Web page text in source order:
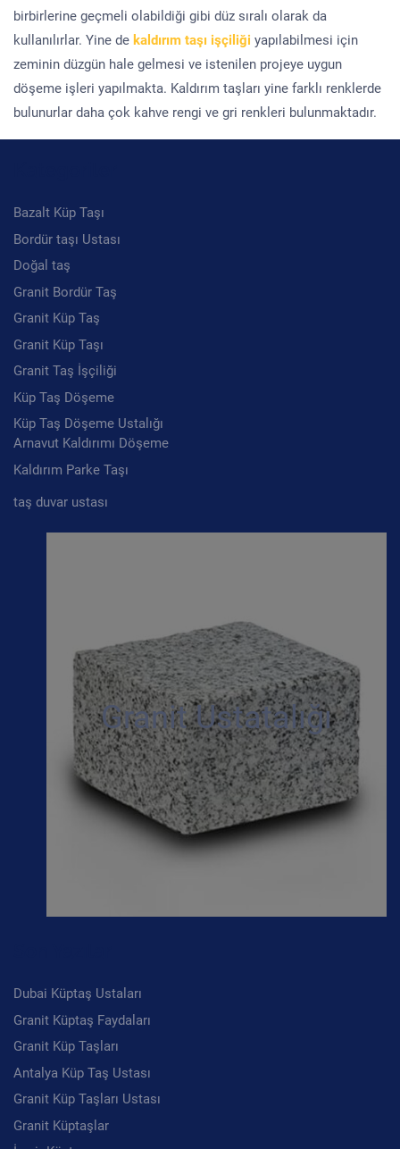
birbirlerine geçmeli olabildiği gibi düz sıralı olarak da
kullanılırlar. Yine de kaldırım taşı işçiliği yapılabilmesi için
zeminin düzgün hale gelmesi ve istenilen projeye uygun
döşeme işleri yapılmakta. Kaldırım taşları yine farklı renklerde
bulunurlar daha çok kahve rengi ve gri renkleri bulunmaktadır.
Bazalt Küp Taşı
Bordür taşı Ustası
Doğal taş
Granit Bordür Taş
Granit Küp Taş
Granit Küp Taşı
Granit Taş İşçiliği
Küp Taş Döşeme
Küp Taş Döşeme Ustalığı
Arnavut Kaldırımı Döşeme
Kaldırım Parke Taşı
taş duvar ustası
Granit Ustatalığı
Dubai Küptaş Ustaları
Granit Küptaş Faydaları
Granit Küp Taşları
Antalya Küp Taş Ustası
Granit Küp Taşları Ustası
Granit Küptaşlar